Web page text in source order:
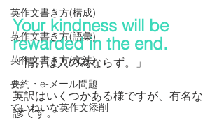
英作文書き方(構成)
英作文書き方(語彙)
英作文書き方(文法)
要約・e-メール問題
ていねいな英作文添削
Your kindness will be
rewarded in the end.
「情けは人の為ならず。」
英訳はいくつかある様ですが、有名な
諺です。